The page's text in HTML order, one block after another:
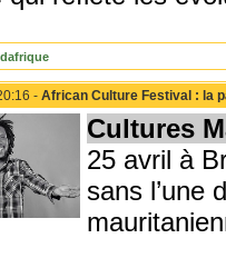
- African Culture Festival : la
Cultures
25 avril à
sans l’une